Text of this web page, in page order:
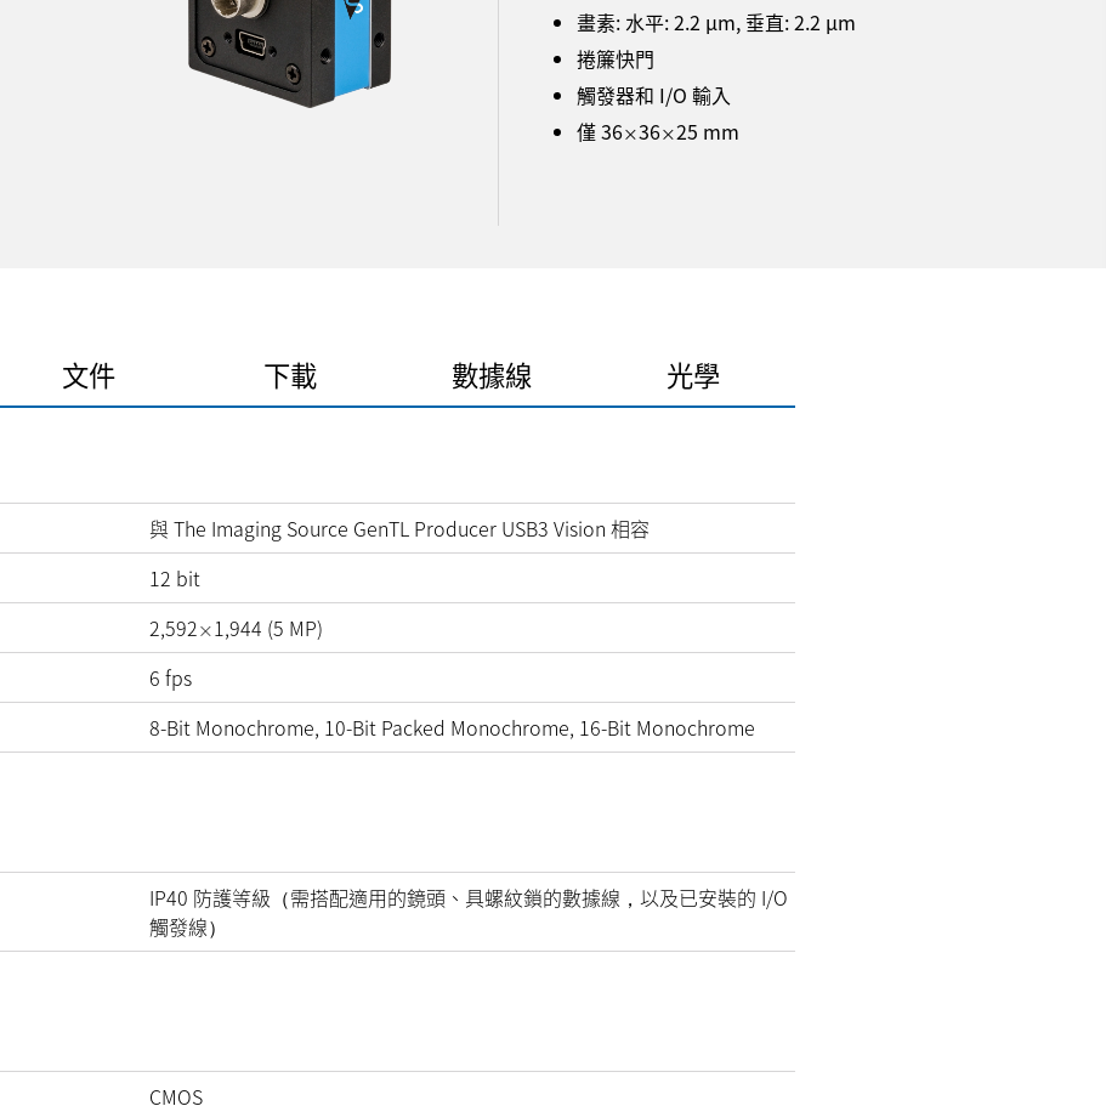
畫素: 水平:2.2 µm, 垂直:2.2 µm
捲簾快門
觸發器和 I/O 輸入
僅 36×36×25 mm
文件 下載 數據線 光學
與 The Imaging Source GenTL Producer USB3 Vision 相容
12 bit
2,592×1,944 (5 MP)
6 fps
8-Bit Monochrome, 10-Bit Packed Monochrome, 16-Bit Monochrome
IP40 防護等級（需搭配適用的鏡頭、具螺紋鎖的數據線，以及已安裝的 I/O
觸發線）
CMOS